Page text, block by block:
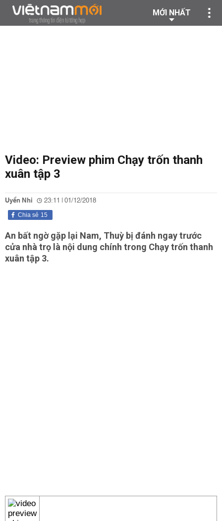
MỚI NHẤT
Video: Preview phim Chạy trốn thanh
xuân tập 3
Uyển Nhi 23:11 | 01/12/2018
15
Chia sẻ
An bất ngờ gặp lại Nam, Thuỳ bị đánh ngay trước
cửa nhà trọ là nội dung chính trong Chạy trốn thanh
xuân tập 3.